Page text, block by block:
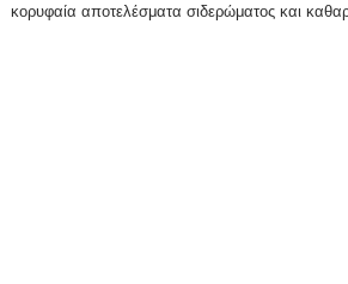
κορυφαία αποτελέσματα σιδερώματος και